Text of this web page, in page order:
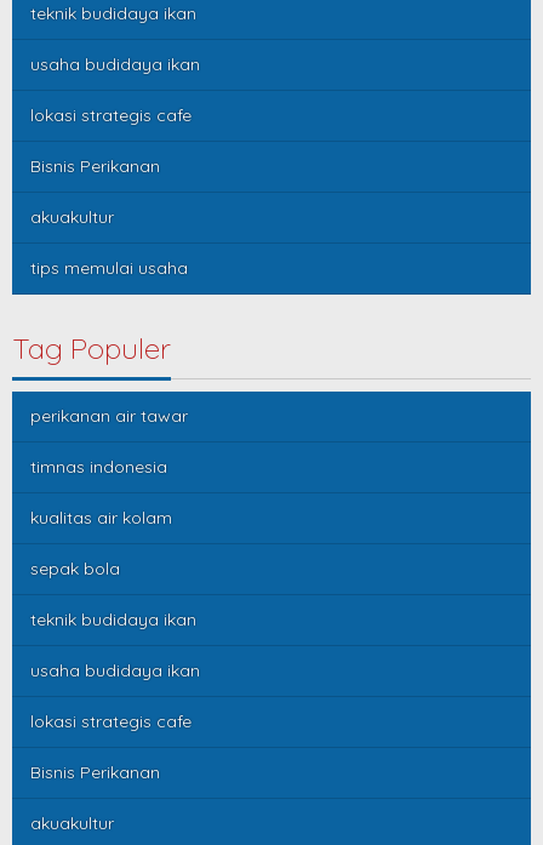
teknik budidaya ikan
usaha budidaya ikan
lokasi strategis cafe
Bisnis Perikanan
akuakultur
tips memulai usaha
Tag Populer
perikanan air tawar
timnas indonesia
kualitas air kolam
sepak bola
teknik budidaya ikan
usaha budidaya ikan
lokasi strategis cafe
Bisnis Perikanan
akuakultur